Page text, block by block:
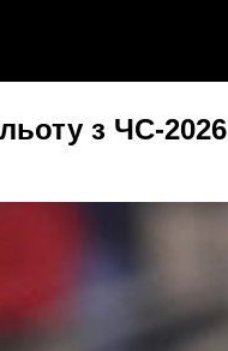
з ЧС-2026